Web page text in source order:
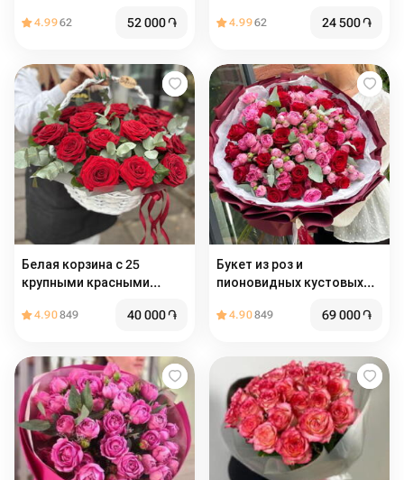
4.9962 52 000֏ 4.9962 24 500֏
Белая корзина с 25
крупными красными
4.90849 40 000֏
Букет из роз и
пионовидных кустовых
4.90849 69 000֏